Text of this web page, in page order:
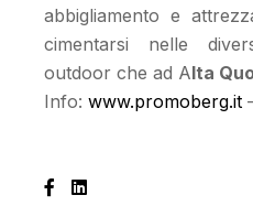
abbigliamento e
cimentarsi nelle
outdoor che ad Alta
Info: www.promoberg.it